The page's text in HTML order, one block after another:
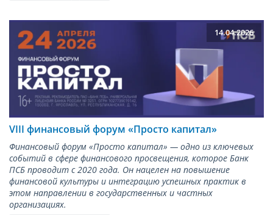
14.04.2026
VIII финансовый форум «Просто капитал»
Финансовый форум «Просто капитал» — одно из ключевых
событий в сфере финансового просвещения, которое Банк
ПСБ проводит с 2020 года. Он нацелен на повышение
финансовой культуры и интеграцию успешных практик в
этом направлении в государственных и частных
организациях.